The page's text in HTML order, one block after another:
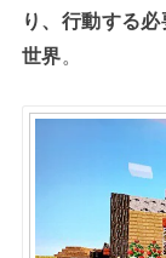
り、行動する
世界